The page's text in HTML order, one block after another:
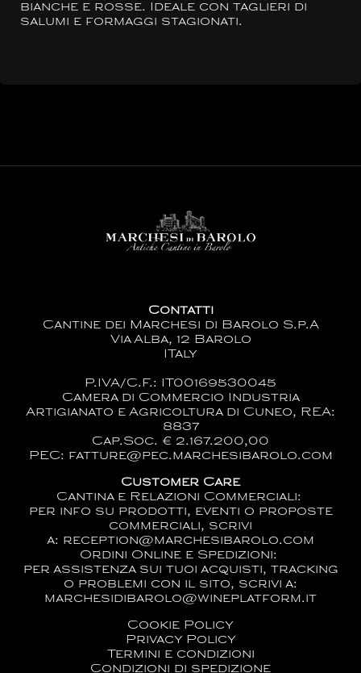
bianche e rosse. Ideale con taglieri di
salumi e formaggi stagionati.
Contatti
Cantine dei Marchesi di Barolo S.p.A
Via Alba, 12 Barolo
ITaly
P.IVA/C.F.: IT00169530045
Camera di Commercio Industria
Artigianato e Agricoltura di Cuneo, REA:
8837
Cap.Soc. € 2.167.200,00
PEC: fatture@pec.marchesibarolo.com
Customer Care
Cantina e Relazioni Commerciali:
per info su prodotti, eventi o proposte
commerciali, scrivi
a: reception@marchesibarolo.com
Ordini Online e Spedizioni:
per assistenza sui tuoi acquisti, tracking
o problemi con il sito, scrivi a:
marchesidibarolo@wineplatform.it
Cookie Policy
Privacy Policy
Termini e condizioni
Condizioni di spedizione